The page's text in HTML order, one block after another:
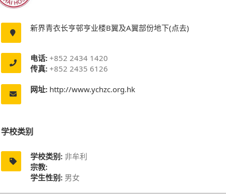
新界青衣长亨邨亨业楼B翼及A翼部份地下(点去)
电话: +852 2434 1420
传真: +852 2435 6126
网址: http://www.ychzc.org.hk
学校类别
学校类别: 非牟利
宗教:
学生性别: 男女